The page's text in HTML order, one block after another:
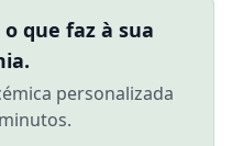
que faz à sua
personalizada